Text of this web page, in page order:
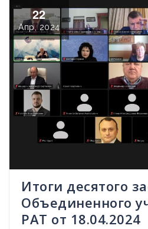
22
Апр, 2024
Итоги десятого
Объединенного
РАТ от 18.04.2024